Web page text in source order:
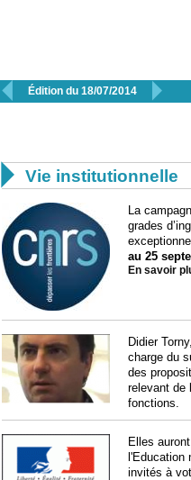
 Édition du 18/07/2014 
 Vie institutionnelle
La
grades
au 25
En savoir
Didier
charge du
des
relevant de
fonctions.
Elles
l'Education
invités à